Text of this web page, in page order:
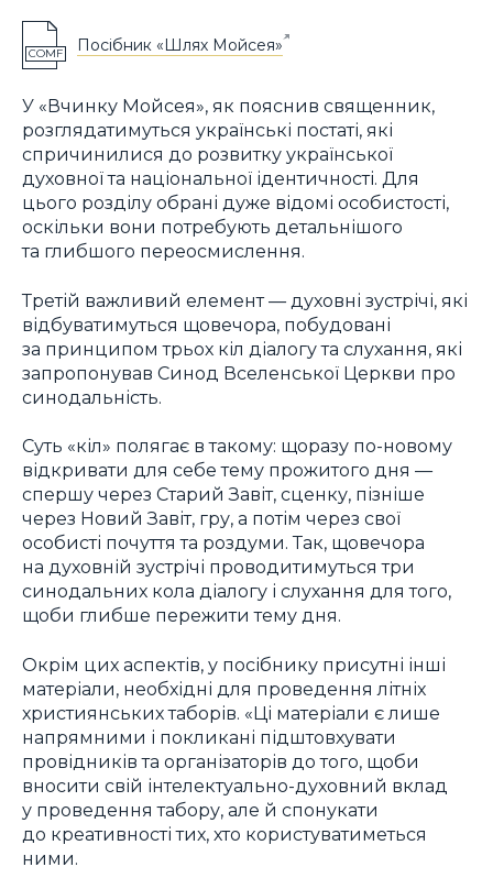
COMF Посібник «Шлях Мойсея»
У «Вчинку Мойсея», як пояснив священник,
розглядатимуться українські постаті, які
спричинилися до розвитку української
духовної та національної ідентичності. Для
цього розділу обрані дуже відомі особистості,
оскільки вони потребують детальнішого
та глибшого переосмислення.
Третій важливий елемент — духовні зустрічі, які
відбуватимуться щовечора, побудовані
за принципом трьох кіл діалогу та слухання, які
запропонував Синод Вселенської Церкви про
синодальність.
Суть «кіл» полягає в такому: щоразу по-новому
відкривати для себе тему прожитого дня —
спершу через Старий Завіт, сценку, пізніше
через Новий Завіт, гру, а потім через свої
особисті почуття та роздуми. Так, щовечора
на духовній зустрічі проводитимуться три
синодальних кола діалогу і слухання для того,
щоби глибше пережити тему дня.
Окрім цих аспектів, у посібнику присутні інші
матеріали, необхідні для проведення літніх
християнських таборів. «Ці матеріали є лише
напрямними і покликані підштовхувати
провідників та організаторів до того, щоби
вносити свій інтелектуально-духовний вклад
у проведення табору, але й спонукати
до креативності тих, хто користуватиметься
ними.